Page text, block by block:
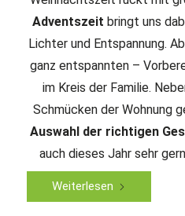
Adventszeit bringt uns
Lichter und Entspannung.
ganz entspannten –
im Kreis der Familie.
Schmücken der Wohnung
Auswahl der richtigen
auch dieses Jahr sehr
Weiterlesen